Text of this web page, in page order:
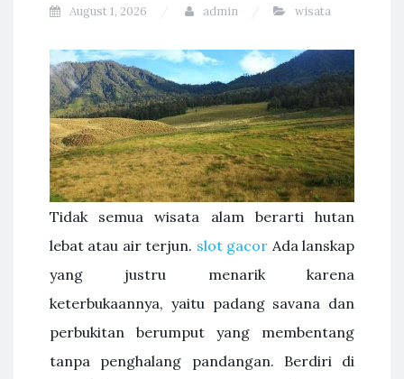
August 1, 2026 admin wisata
Tidak semua wisata alam berarti hutan
lebat atau air terjun. slot gacor Ada lanskap
yang justru menarik karena
keterbukaannya, yaitu padang savana dan
perbukitan berumput yang membentang
tanpa penghalang pandangan. Berdiri di